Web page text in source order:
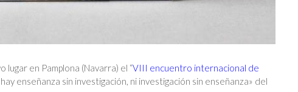
en Pamplona (Navarra) el “VIII encuentro internacional de
enseñanza sin investigación, ni investigación sin enseñanza» del